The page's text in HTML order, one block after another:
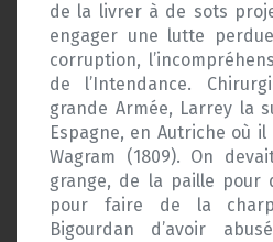
de la livrer à de sots
engager une lutte
corruption,
de l’Intendance.
grande Armée, Larrey la
Espagne, en Autriche où
Wagram (1809). On
grange, de la paille pour
pour faire de la
Bigourdan d’avoir